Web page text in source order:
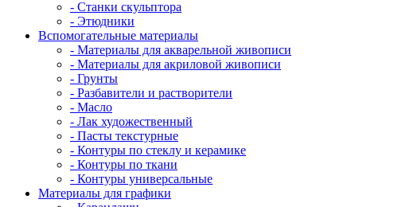
- Станки скульптора
- Этюдники
Вспомогательные материалы
- Материалы для акварельной живописи
- Материалы для акриловой живописи
- Грунты
- Разбавители и растворители
- Масло
- Лак художественный
- Пасты текстурные
- Контуры по стеклу и керамике
- Контуры по ткани
- Контуры универсальные
Материалы для графики